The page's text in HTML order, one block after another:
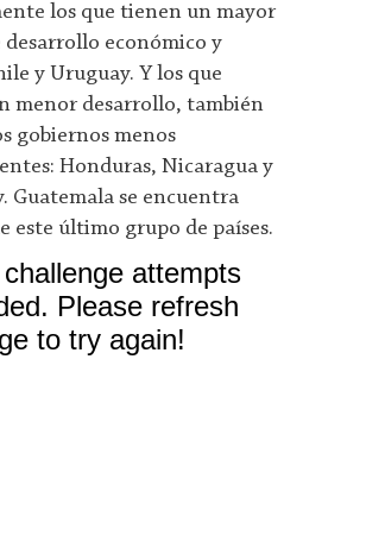
los que tienen un mayor
desarrollo económico y
y Uruguay. Y los que
menor desarrollo, también
gobiernos menos
Honduras, Nicaragua y
Guatemala se encuentra
este último grupo de países.